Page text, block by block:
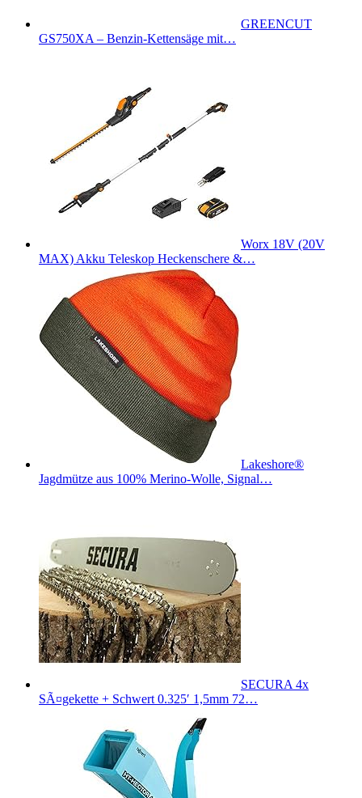
GREENCUT
GS750XA – Benzin-Kettensäge mit…
Worx 18V (20V
MAX) Akku Teleskop Heckenschere &…
Lakeshore®
Jagdmütze aus 100% Merino-Wolle, Signal…
SECURA 4x
SÃ¤gekette + Schwert 0.325′ 1,5mm 72…